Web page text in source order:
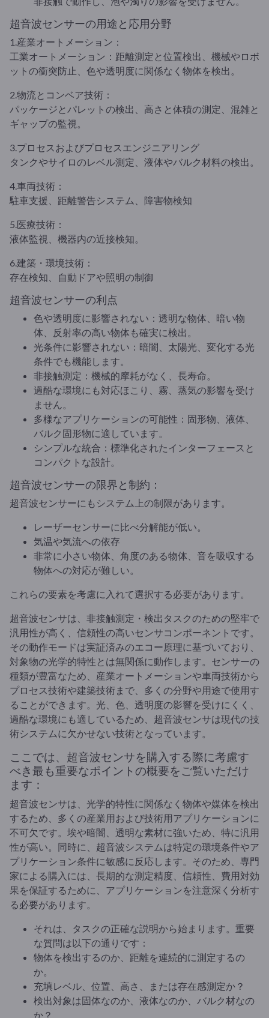
超音波センサーの用途と応用分野
1.産業オートメーション：
工業オートメーション：距離測定と位置検出、機械やロボ
ットの衝突防止、色や透明度に関係なく物体を検出。
2.物流とコンベア技術：
パッケージとパレットの検出、高さと体積の測定、混雑と
ギャップの監視。
3.プロセスおよびプロセスエンジニアリング
タンクやサイロのレベル測定、液体やバルク材料の検出。
4.車両技術：
駐車支援、距離警告システム、障害物検知
5.医療技術：
液体監視、機器内の近接検知。
6.建築・環境技術：
存在検知、自動ドアや照明の制御
超音波センサーの利点
色や透明度に影響されない：透明な物体、暗い物
体、反射率の高い物体も確実に検出。
光条件に影響されない：暗闇、太陽光、変化する光
条件でも機能します。
非接触測定：機械的摩耗がなく、長寿命。
過酷な環境にも対応ほこり、霧、蒸気の影響を受け
ません。
多様なアプリケーションの可能性：固形物、液体、
バルク固形物に適しています。
シンプルな統合：標準化されたインターフェースと
コンパクトな設計。
超音波センサーの限界と制約：
超音波センサーにもシステム上の制限があります。
レーザーセンサーに比べ分解能が低い。
気温や気流への依存
非常に小さい物体、角度のある物体、音を吸収する
物体への対応が難しい。
これらの要素を考慮に入れて選択する必要があります。
超音波センサは、非接触測定・検出タスクのための堅牢で
汎用性が高く、信頼性の高いセンサコンポーネントです。
その動作モードは実証済みのエコー原理に基づいており、
対象物の光学的特性とは無関係に動作します。センサーの
種類が豊富なため、産業オートメーションや車両技術から
プロセス技術や建築技術まで、多くの分野や用途で使用す
ることができます。光、色、透明度の影響を受けにくく、
過酷な環境にも適しているため、超音波センサは現代の技
術システムに欠かせない技術となっています。
ここでは、超音波センサを購入する際に考慮す
べき最も重要なポイントの概要をご覧いただけ
ます：
超音波センサは、光学的特性に関係なく物体や媒体を検出
するため、多くの産業用および技術用アプリケーションに
不可欠です。埃や暗闇、透明な素材に強いため、特に汎用
性が高い。同時に、超音波システムは特定の環境条件やア
プリケーション条件に敏感に反応します。そのため、専門
家による購入には、長期的な測定精度、信頼性、費用対効
果を保証するために、アプリケーションを注意深く分析す
る必要があります。
それは、タスクの正確な説明から始まります。重要
な質問は以下の通りです：
物体を検出するのか、距離を連続的に測定するの
か。
充填レベル、位置、高さ、または存在感測定か？
検出対象は固体なのか、液体なのか、バルク材なの
か？